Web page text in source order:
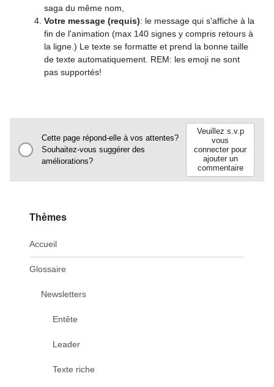
saga du même nom,
Votre message (requis): le message qui s'affiche à la
fin de l'animation (max 140 signes y compris retours à
la ligne.) Le texte se formatte et prend la bonne taille
de texte automatiquement. REM: les emoji ne sont
pas supportés!
Cette page répond-elle à vos attentes?
Souhaitez-vous suggérer des
améliorations?
Veuillez s.v.p
vous
connecter pour
ajouter un
commentaire
Thèmes
Accueil
Glossaire
Newsletters
Entête
Leader
Texte riche